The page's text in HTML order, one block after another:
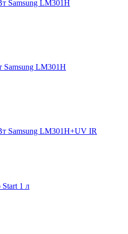
Samsung LM301H
Samsung LM301H
Samsung LM301H+UV IR
1 л